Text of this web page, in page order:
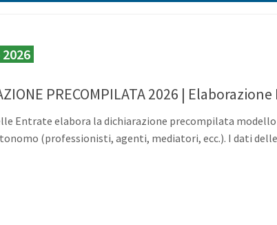
PRECOMPILATA 2026 |
Entrate elabora la dichiarazione precompilata
(professionisti, agenti, mediatori, ecc.). I dati